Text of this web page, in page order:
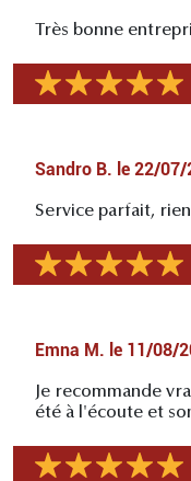
Très bonne
Sandro B. le 22/07/
Service parfait,
Emna M. le 11/08/
Je recommande
été à l'écoute et